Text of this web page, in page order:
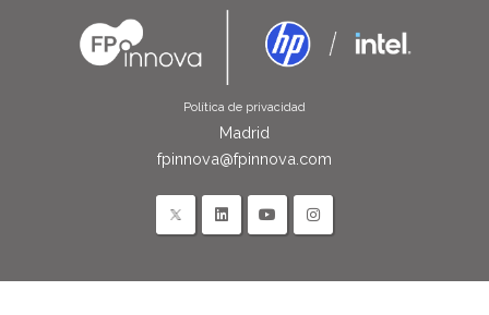
Política de privacidad
Madrid
fpinnova@fpinnova.com